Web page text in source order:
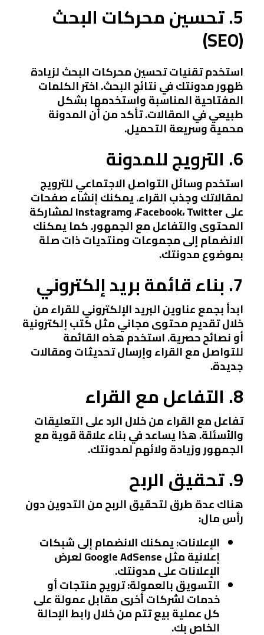
5. تحسين محركات البحث
(SEO)
استخدم تقنيات تحسين محركات البحث لزيادة
ظهور مدونتك في نتائج البحث. اختر الكلمات
المفتاحية المناسبة واستخدمها بشكل
طبيعي في المقالات. تأكد من أن المدونة
محمية وسريعة التحميل.
6. الترويج للمدونة
استخدم وسائل التواصل الاجتماعي للترويج
لمقالاتك وجذب القراء. يمكنك إنشاء صفحات
على Facebook، Twitter، وInstagram لمشاركة
المحتوى والتفاعل مع الجمهور. كما يمكنك
الانضمام إلى مجموعات ومنتديات ذات صلة
بموضوع مدونتك.
7. بناء قائمة بريد إلكتروني
ابدأ بجمع عناوين البريد الإلكتروني للقراء من
خلال تقديم محتوى مجاني مثل كتب إلكترونية
أو نصائح حصرية. استخدم هذه القائمة
للتواصل مع القراء وإرسال تحديثات ومقالات
جديدة.
8. التفاعل مع القراء
تفاعل مع القراء من خلال الرد على التعليقات
والأسئلة. هذا يساعد في بناء علاقة قوية مع
الجمهور وزيادة ولائهم لمدونتك.
9. تحقيق الربح
هناك عدة طرق لتحقيق الربح من التدوين دون
رأس مال:
الإعلانات: يمكنك الانضمام إلى شبكات
إعلانية مثل Google AdSense لعرض
الإعلانات على مدونتك.
التسويق بالعمولة: ترويج منتجات أو
خدمات لشركات أخرى مقابل عمولة على
كل عملية بيع تتم من خلال رابط الإحالة
الخاص بك.